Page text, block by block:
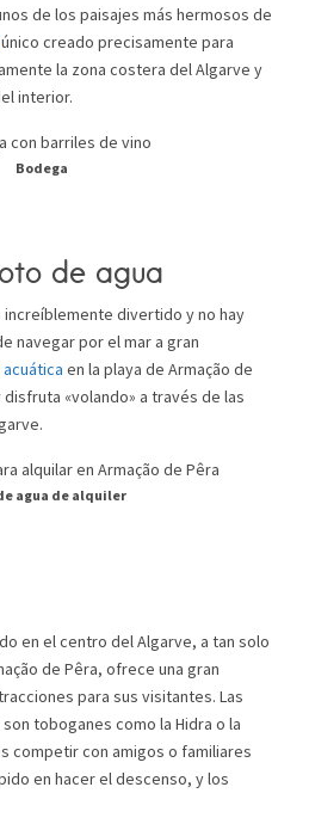
de los paisajes más hermosos de
único creado precisamente para
la zona costera del Algarve y
interior.
Bodega
de agua
increíblemente divertido y no hay
navegar por el mar a gran
en la playa de Armação de
«volando» a través de las
agua de alquiler
en el centro del Algarve, a tan solo
de Pêra, ofrece una gran
para sus visitantes. Las
toboganes como la Hidra o la
competir con amigos o familiares
en hacer el descenso, y los